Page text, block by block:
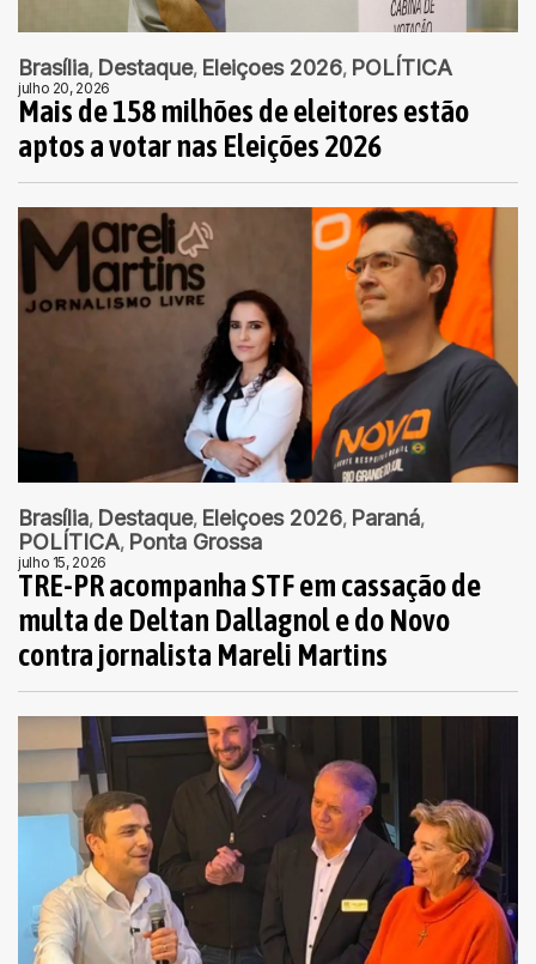
Brasília Destaque Eleiçoes 2026 POLÍTICA
julho 20, 2026
Mais de 158 milhões de eleitores estão
aptos a votar nas Eleições 2026
Brasília Destaque Eleiçoes 2026 Paraná
POLÍTICA Ponta Grossa
julho 15, 2026
TRE-PR acompanha STF em cassação de
multa de Deltan Dallagnol e do Novo
contra jornalista Mareli Martins